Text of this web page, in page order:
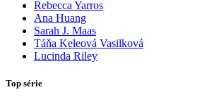
Rebecca Yarros
Ana Huang
Sarah J. Maas
Táňa Keleová Vasilková
Lucinda Riley
Top série